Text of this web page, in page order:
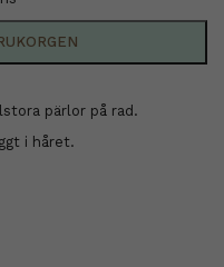
pärlor på rad.
i håret.